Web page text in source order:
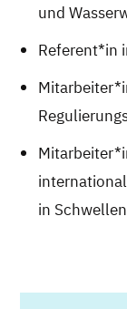
und
Referent*in
in